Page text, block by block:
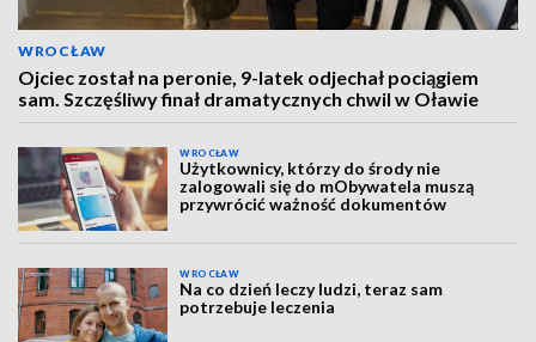
WROCŁAW
Ojciec został na peronie, 9-latek odjechał pociągiem
sam. Szczęśliwy finał dramatycznych chwil w Oławie
WROCŁAW
Użytkownicy, którzy do środy nie
zalogowali się do mObywatela muszą
przywrócić ważność dokumentów
WROCŁAW
Na co dzień leczy ludzi, teraz sam
potrzebuje leczenia